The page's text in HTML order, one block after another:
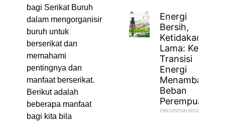
bagi Serikat Buruh
dalam mengorganisir
buruh untuk
berserikat dan
memahami
pentingnya dan
manfaat berserikat.
Berikut adalah
beberapa manfaat
bagi kita bila
Energi
Bersih,
Ketidakadilan
Lama: Ketika
Transisi
Energi
Menambah
Beban
Perempuan
rakommarsinahfm